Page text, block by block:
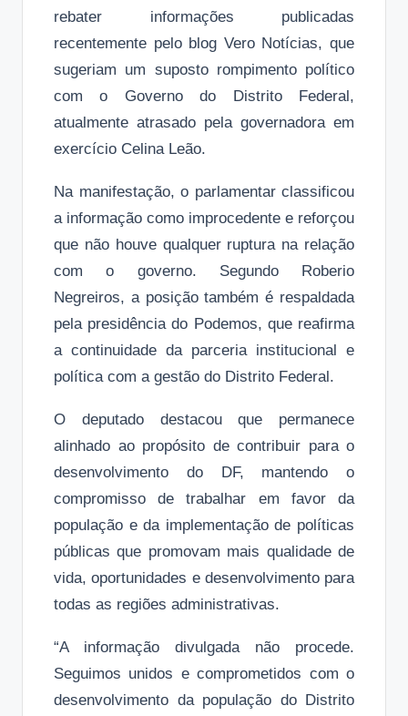
rebater informações publicadas
recentemente pelo blog Vero Notícias, que
sugeriam um suposto rompimento político
com o Governo do Distrito Federal,
atualmente atrasado pela governadora em
exercício Celina Leão.
Na manifestação, o parlamentar classificou
a informação como improcedente e reforçou
que não houve qualquer ruptura na relação
com o governo. Segundo Roberio
Negreiros, a posição também é respaldada
pela presidência do Podemos, que reafirma
a continuidade da parceria institucional e
política com a gestão do Distrito Federal.
O deputado destacou que permanece
alinhado ao propósito de contribuir para o
desenvolvimento do DF, mantendo o
compromisso de trabalhar em favor da
população e da implementação de políticas
públicas que promovam mais qualidade de
vida, oportunidades e desenvolvimento para
todas as regiões administrativas.
“A informação divulgada não procede.
Seguimos unidos e comprometidos com o
desenvolvimento da população do Distrito